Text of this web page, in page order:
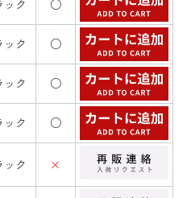
ック ○
ック ○
ック ○
ック ○
ック ×